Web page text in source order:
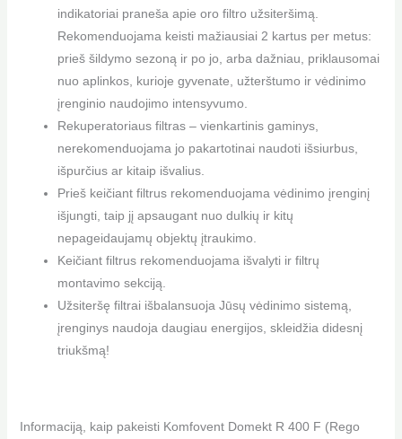
indikatoriai praneša apie oro filtro užsiteršimą.
Rekomenduojama keisti mažiausiai 2 kartus per metus:
prieš šildymo sezoną ir po jo, arba dažniau, priklausomai
nuo aplinkos, kurioje gyvenate, užterštumo ir vėdinimo
įrenginio naudojimo intensyvumo.
Rekuperatoriaus filtras – vienkartinis gaminys,
nerekomenduojama jo pakartotinai naudoti išsiurbus,
išpurčius ar kitaip išvalius.
Prieš keičiant filtrus rekomenduojama vėdinimo įrenginį
išjungti, taip jį apsaugant nuo dulkių ir kitų
nepageidaujamų objektų įtraukimo.
Keičiant filtrus rekomenduojama išvalyti ir filtrų
montavimo sekciją.
Užsiteršę filtrai išbalansuoja Jūsų vėdinimo sistemą,
įrenginys naudoja daugiau energijos, skleidžia didesnį
triukšmą!
Informaciją, kaip pakeisti Komfovent Domekt R 400 F (Rego